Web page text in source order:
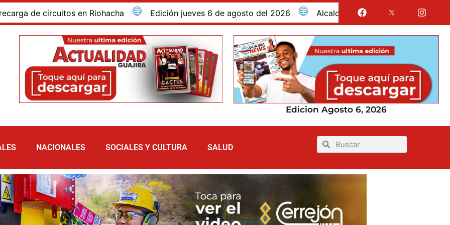
circuitos en Riohacha Edición jueves 6 de agosto del 2026 Alcaldía de Maicao promueve la lactancia
Edicion Agosto 6, 2026
NACIONALES SOCIALES Y CULTURA SALUD